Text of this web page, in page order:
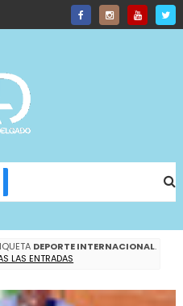
DEPORTE INTERNACIONAL.
LAS ENTRADAS